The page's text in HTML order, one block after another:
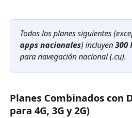
Todos los planes siguientes
apps nacionales) incluyen 300
para navegación nacional (.cu).
Planes Combinados con
para 4G, 3G y 2G)